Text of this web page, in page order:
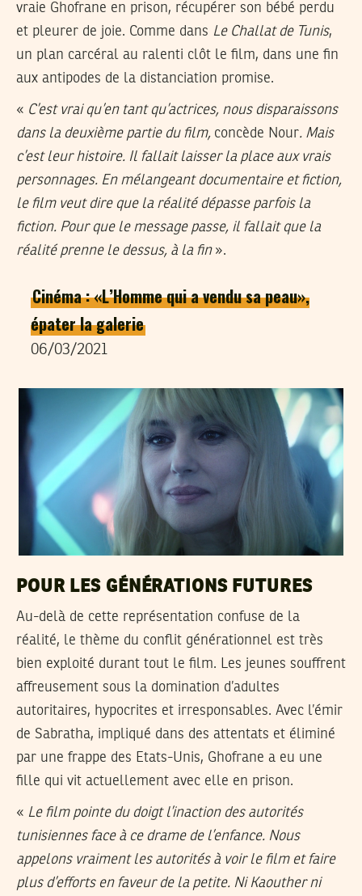
vraie Ghofrane en prison, récupérer son bébé perdu
et pleurer de joie. Comme dans Le Challat de Tunis,
un plan carcéral au ralenti clôt le film, dans une fin
aux antipodes de la distanciation promise.
« C’est vrai qu’en tant qu’actrices, nous disparaissons
dans la deuxième partie du film, concède Nour. Mais
c’est leur histoire. Il fallait laisser la place aux vrais
personnages. En mélangeant documentaire et fiction,
le film veut dire que la réalité dépasse parfois la
fiction. Pour que le message passe, il fallait que la
réalité prenne le dessus, à la fin».
Cinéma : «L’Homme qui a vendu sa peau»,
épater la galerie
06/03/2021
POUR LES GÉNÉRATIONS FUTURES
Au-delà de cette représentation confuse de la
réalité, le thème du conflit générationnel est très
bien exploité durant tout le film. Les jeunes souffrent
affreusement sous la domination d’adultes
autoritaires, hypocrites et irresponsables. Avec l’émir
de Sabratha, impliqué dans des attentats et éliminé
par une frappe des Etats-Unis, Ghofrane a eu une
fille qui vit actuellement avec elle en prison.
« Le film pointe du doigt l’inaction des autorités
tunisiennes face à ce drame de l’enfance. Nous
appelons vraiment les autorités à voir le film et faire
plus d’efforts en faveur de la petite. Ni Kaouther ni